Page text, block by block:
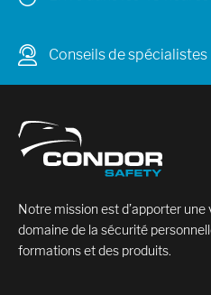
Conseils de spécialistes
Notre mission est d’apporter
domaine de la sécurité
formations et des produits.